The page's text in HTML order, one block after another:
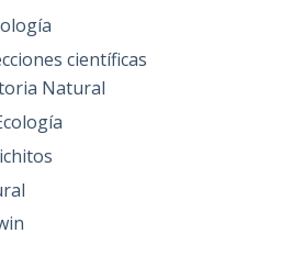
científicas
Natural